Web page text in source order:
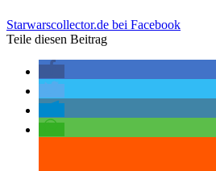
Starwarscollector.de bei Facebook
Teile diesen Beitrag